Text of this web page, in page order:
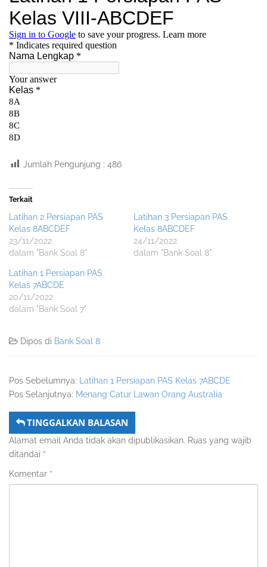
Jumlah Pengunjung : 486
Terkait
Latihan 2 Persiapan PAS
Kelas 8ABCDEF
23/11/2022
dalam "Bank Soal 8"
Latihan 3 Persiapan PAS
Kelas 8ABCDEF
24/11/2022
dalam "Bank Soal 8"
Latihan 1 Persiapan PAS
Kelas 7ABCDE
20/11/2022
dalam "Bank Soal 7"
Dipos di Bank Soal 8
Pos Sebelumnya:
Latihan 1 Persiapan PAS Kelas 7ABCDE
Pos Selanjutnya: Menang Catur Lawan Orang Australia
TINGGALKAN BALASAN
Alamat email Anda tidak akan dipublikasikan. Ruas yang wajib
ditandai *
Komentar *